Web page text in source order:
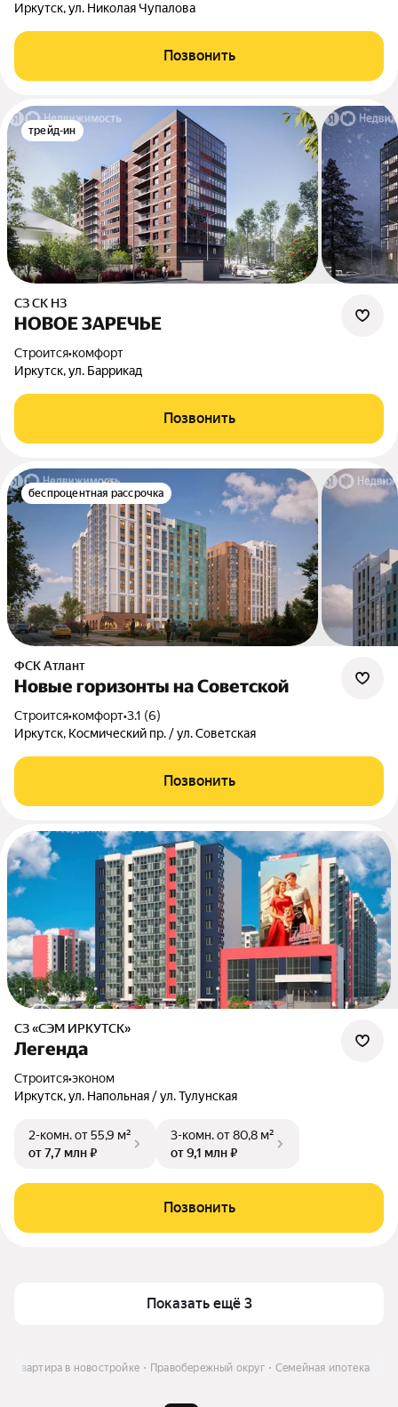
Иркутск, ул. Николая Чупалова
Позвонить
трейд-ин
СЗ СК НЗ
НОВОЕ ЗАРЕЧЬЕ
Строится•комфорт
Иркутск, ул. Баррикад
Позвонить
беспроцентная рассрочка
ФСК Атлант
Новые горизонты на Советской
Строится•комфорт•3.1 (6)
Иркутск, Космический пр. / ул. Советская
Позвонить
СЗ «СЭМ ИРКУТСК»
Легенда
Строится•эконом
Иркутск, ул. Напольная / ул. Тулунская
2-комн.от 55,9 м²
от 7,7 млн ₽
3-комн.от 80,8 м²
от 9,1 млн ₽
Позвонить
Показать ещё 3
Семейная ипотека
Правобережный округ
Квартира в новостройке